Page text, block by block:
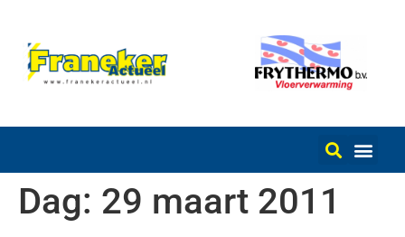
Dag: 29 maart 2011